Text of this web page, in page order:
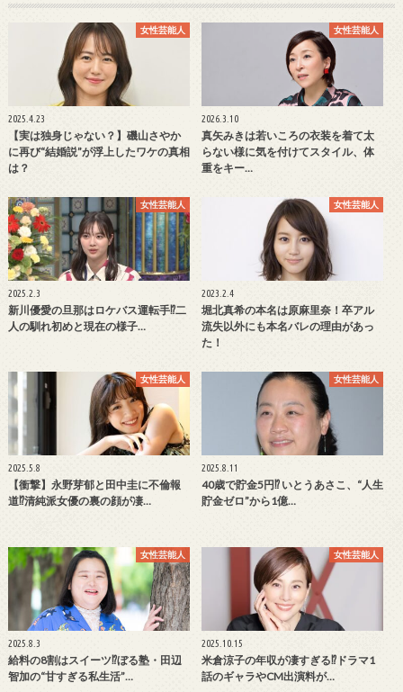
女性芸能人
2025.4.23
【実は独身じゃない？】磯山さやか
に再び“結婚説”が浮上したワケの真相
は？
女性芸能人
2026.3.10
真矢みきは若いころの衣装を着て太
らない様に気を付けてスタイル、体
重をキー…
女性芸能人
2025.2.3
新川優愛の旦那はロケバス運転手⁉二
人の馴れ初めと現在の様子…
女性芸能人
2023.2.4
堀北真希の本名は原麻里奈！卒アル
流失以外にも本名バレの理由があっ
た！
女性芸能人
2025.5.8
【衝撃】永野芽郁と田中圭に不倫報
道⁉清純派女優の裏の顔が凄…
女性芸能人
2025.8.11
40歳で貯金5円⁉ いとうあさこ、“人生
貯金ゼロ”から1億…
女性芸能人
2025.8.3
給料の8割はスイーツ⁉ぼる塾・田辺
智加の“甘すぎる私生活”…
女性芸能人
2025.10.15
米倉涼子の年収が凄すぎる⁉ドラマ1
話のギャラやCM出演料が…